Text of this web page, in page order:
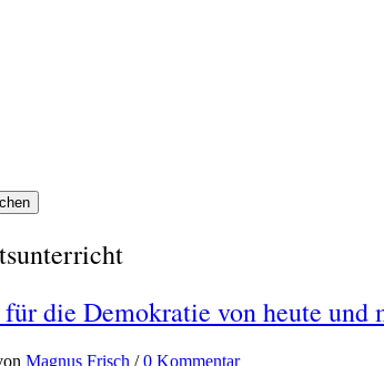
die Demokratie von heute und
Magnus Frisch /0 Kommentar